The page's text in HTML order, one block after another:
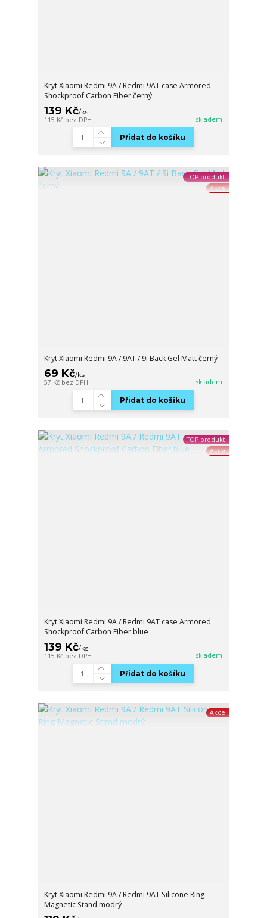
Kryt Xiaomi Redmi 9A / Redmi 9AT case Armored
Shockproof Carbon Fiber černý
139 Kč/ks
115 Kč bez DPH skladem
Přidat do košíku
TOP produkt
Akce
Kryt Xiaomi Redmi 9A / 9AT / 9i Back Gel Matt černý
69 Kč/ks
57 Kč bez DPH skladem
Přidat do košíku
TOP produkt
Akce
Kryt Xiaomi Redmi 9A / Redmi 9AT case Armored
Shockproof Carbon Fiber blue
139 Kč/ks
115 Kč bez DPH skladem
Přidat do košíku
Akce
Kryt Xiaomi Redmi 9A / Redmi 9AT Silicone Ring
Magnetic Stand modrý